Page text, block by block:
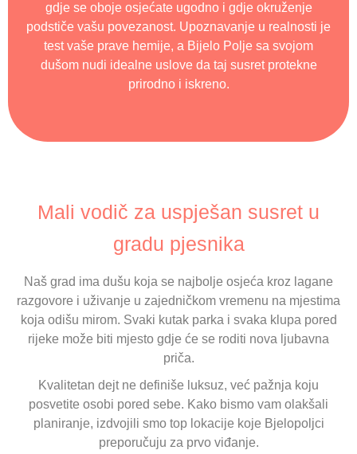
gdje se oboje osjećate ugodno i gdje okruženje
podstiče vašu povezanost. Upoznavanje u realnosti je
test vaše prave hemije, a Bijelo Polje sa svojom
dušom nudi idealne uslove da taj susret protekne
prirodno i iskreno.
Mali vodič za uspješan susret u
gradu pjesnika
Naš grad ima dušu koja se najbolje osjeća kroz lagane
razgovore i uživanje u zajedničkom vremenu na mjestima
koja odišu mirom. Svaki kutak parka i svaka klupa pored
rijeke može biti mjesto gdje će se roditi nova ljubavna
priča.
Kvalitetan dejt ne definiše luksuz, već pažnja koju
posvetite osobi pored sebe. Kako bismo vam olakšali
planiranje, izdvojili smo top lokacije koje Bjelopoljci
preporučuju za prvo viđanje.